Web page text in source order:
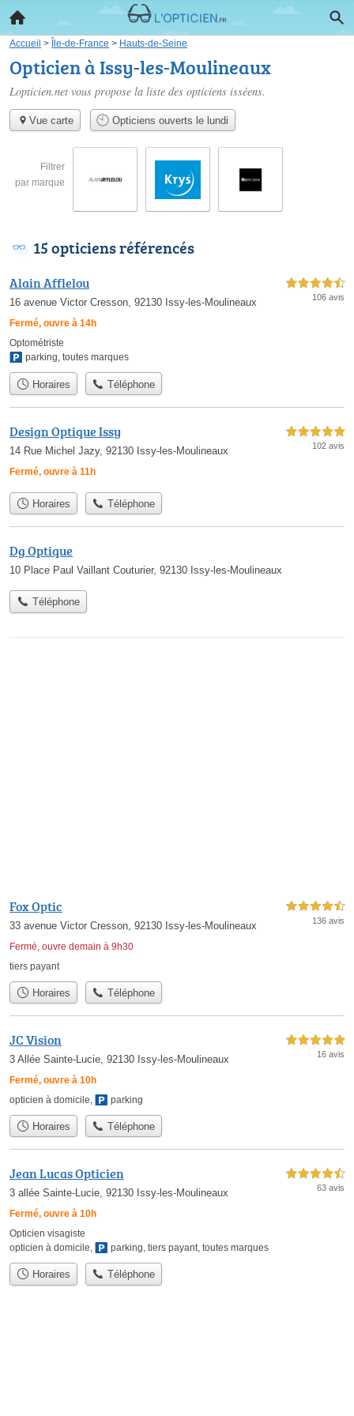
Accueil > Île-de-France > Hauts-de-Seine
Opticien à Issy-les-Moulineaux
Lopticien.net vous propose la liste des opticiens isséens.
Vue carte Opticiens ouverts le lundi
Filtrer
par marque
15 opticiens référencés
Alain Afflelou
16 avenue Victor Cresson, 92130 Issy-les-Moulineaux
Fermé, ouvre à 14h
4,5 étoiles sur 5
106 avis
Optométriste
parking, toutes marques
Horaires Téléphone
Design Optique Issy
14 Rue Michel Jazy, 92130 Issy-les-Moulineaux
Fermé, ouvre à 11h
5,0 étoiles sur 5
102 avis
Horaires Téléphone
Dg Optique
10 Place Paul Vaillant Couturier, 92130 Issy-les-Moulineaux
Téléphone
Fox Optic
33 avenue Victor Cresson, 92130 Issy-les-Moulineaux
Fermé, ouvre demain à 9h30
4,5 étoiles sur 5
136 avis
tiers payant
Horaires Téléphone
JC Vision
3 Allée Sainte-Lucie, 92130 Issy-les-Moulineaux
Fermé, ouvre à 10h
5,0 étoiles sur 5
16 avis
opticien à domicile, parking
Horaires Téléphone
Jean Lucas Opticien
3 allée Sainte-Lucie, 92130 Issy-les-Moulineaux
Fermé, ouvre à 10h
4,5 étoiles sur 5
63 avis
Opticien visagiste
opticien à domicile, parking, tiers payant, toutes marques
Horaires Téléphone